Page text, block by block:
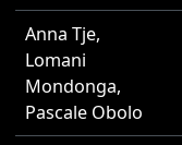
Anna Tje,
Lomani
Mondonga,
Pascale Obolo